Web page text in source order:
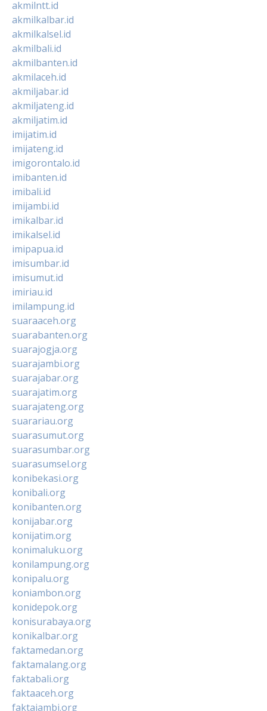
akmilntt.id
akmilkalbar.id
akmilkalsel.id
akmilbali.id
akmilbanten.id
akmilaceh.id
akmiljabar.id
akmiljateng.id
akmiljatim.id
imijatim.id
imijateng.id
imigorontalo.id
imibanten.id
imibali.id
imijambi.id
imikalbar.id
imikalsel.id
imipapua.id
imisumbar.id
imisumut.id
imiriau.id
imilampung.id
suaraaceh.org
suarabanten.org
suarajogja.org
suarajambi.org
suarajabar.org
suarajatim.org
suarajateng.org
suarariau.org
suarasumut.org
suarasumbar.org
suarasumsel.org
konibekasi.org
konibali.org
konibanten.org
konijabar.org
konijatim.org
konimaluku.org
konilampung.org
konipalu.org
koniambon.org
konidepok.org
konisurabaya.org
konikalbar.org
faktamedan.org
faktamalang.org
faktabali.org
faktaaceh.org
faktajambi.org